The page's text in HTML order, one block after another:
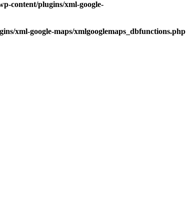
content/plugins/xml-google-
xml-google-maps/xmlgooglemaps_dbfunctions.php